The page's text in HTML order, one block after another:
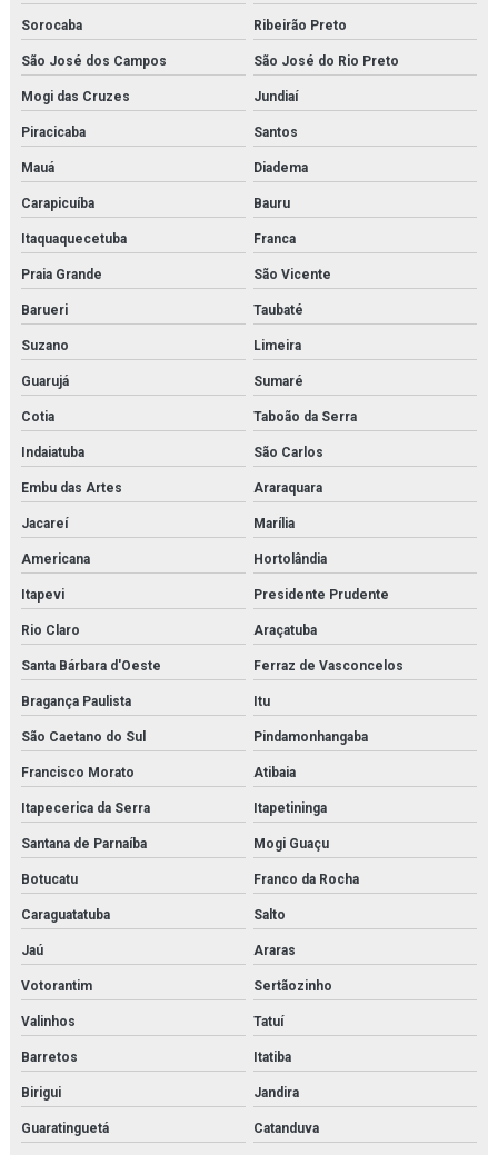
Sorocaba Ribeirão Preto
São José dos Campos São José do Rio Preto
Mogi das Cruzes Jundiaí
Piracicaba Santos
Mauá Diadema
Carapicuíba Bauru
Itaquaquecetuba Franca
Praia Grande São Vicente
Barueri Taubaté
Suzano Limeira
Guarujá Sumaré
Cotia Taboão da Serra
Indaiatuba São Carlos
Embu das Artes Araraquara
Jacareí Marília
Americana Hortolândia
Itapevi Presidente Prudente
Rio Claro Araçatuba
Santa Bárbara d'Oeste Ferraz de Vasconcelos
Bragança Paulista Itu
São Caetano do Sul Pindamonhangaba
Francisco Morato Atibaia
Itapecerica da Serra Itapetininga
Santana de Parnaíba Mogi Guaçu
Botucatu Franco da Rocha
Caraguatatuba Salto
Jaú Araras
Votorantim Sertãozinho
Valinhos Tatuí
Barretos Itatiba
Birigui Jandira
Guaratinguetá Catanduva